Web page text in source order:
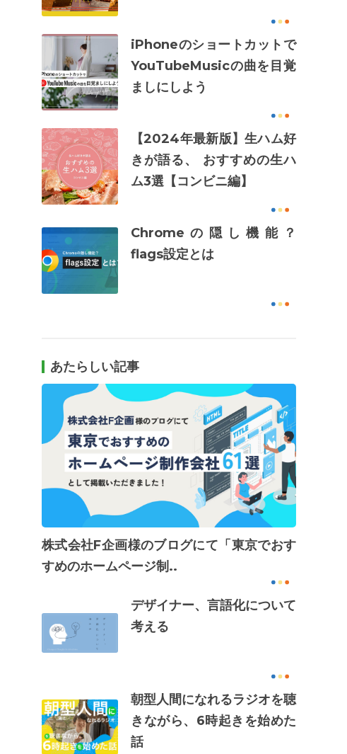
iPhoneのショートカットで
YouTubeMusicの曲を目覚
ましにしよう
【2024年最新版】生ハム好
きが語る、 おすすめの生ハ
ム3選【コンビニ編】
Chromeの隠し機能？
flags設定とは
あたらしい記事
株式会社F企画様のブログにて「東京でおす
すめのホームページ制..
デザイナー、言語化について
考える
朝型人間になれるラジオを聴
きながら、6時起きを始めた
話